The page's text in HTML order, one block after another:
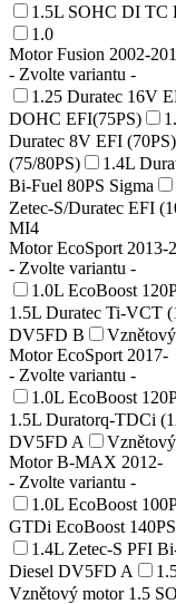
1.5L SOHC DI TC
1.0
Motor Fusion 2002-
- Zvolte variantu -
1.25 Duratec 16V
DOHC EFI(75PS)
Duratec 8V EFI
(75/80PS)
1.4L
Bi-Fuel 80PS Sigma
Zetec-S/Duratec EFI
MI4
Motor EcoSport 2013-
- Zvolte variantu -
1.0L EcoBoost
1.5L Duratec Ti-VCT
DV5FD B
Motor EcoSport 2017-
- Zvolte variantu -
1.0L EcoBoost
1.5L Duratorq-TDCi
DV5FD A
Motor B-MAX 2012-
- Zvolte variantu -
1.0L EcoBoost
GTDi EcoBoost 140PS
1.4L Zetec-S PFI
Diesel DV5FD A
Vznětový motor 1.5